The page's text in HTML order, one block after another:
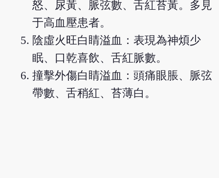
怒、尿黃、脈弦數、舌紅苔黃。多見
于高血壓患者。
陰虛火旺白睛溢血：表現為神煩少
眠、口乾喜飲、舌紅脈數。
撞擊外傷白睛溢血：頭痛眼脹、脈弦
帶數、舌稍紅、苔薄白。